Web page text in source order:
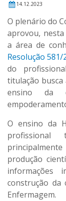
14.12.2023
O plenário do
aprovou,
a área de
Resolução 581/
do
titulação
ensino da
O ensino da
produção
informações
construção da
Enfermagem.